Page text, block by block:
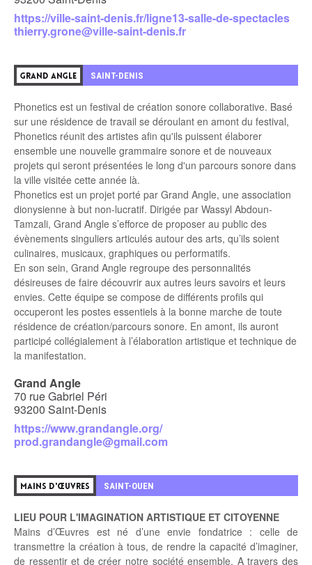
https://ville-saint-denis.fr/ligne13-salle-de-spectacles
thierry.grone@ville-saint-denis.fr
GRAND ANGLE SAINT-DENIS
Phonetics est un festival de création sonore collaborative. Basé
sur une résidence de travail se déroulant en amont du festival,
Phonetics réunit des artistes afin qu'ils puissent élaborer
ensemble une nouvelle grammaire sonore et de nouveaux
projets qui seront présentées le long d'un parcours sonore dans
la ville visitée cette année là.
Phonetics est un projet porté par Grand Angle, une association
dionysienne à but non-lucratif. Dirigée par Wassyl Abdoun-
Tamzali, Grand Angle s’efforce de proposer au public des
évènements singuliers articulés autour des arts, qu’ils soient
culinaires, musicaux, graphiques ou performatifs.
En son sein, Grand Angle regroupe des personnalités
désireuses de faire découvrir aux autres leurs savoirs et leurs
envies. Cette équipe se compose de différents profils qui
occuperont les postes essentiels à la bonne marche de toute
résidence de création/parcours sonore. En amont, ils auront
participé collégialement à l’élaboration artistique et technique de
la manifestation.
Grand Angle
70 rue Gabriel Péri
93200 Saint-Denis
https://www.grandangle.org/
prod.grandangle@gmail.com
MAINS D'ŒUVRES SAINT-OUEN
LIEU POUR L'IMAGINATION ARTISTIQUE ET CITOYENNE
Mains d’Œuvres est né d’une envie fondatrice : celle de
transmettre la création à tous, de rendre la capacité d’imaginer,
de ressentir et de créer notre société ensemble. A travers des